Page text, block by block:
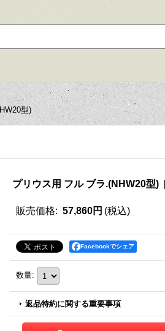
型)
プリウス用 フル ブラ.(NHW20型)
販売価格: 57,860円 (税込)
Facebookでシェア
数量:
返品特約に関する重要事項